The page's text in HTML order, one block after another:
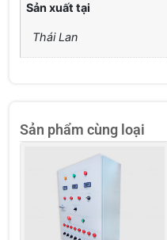
Sản xuất tại
Thái Lan
Sản phẩm cùng loại